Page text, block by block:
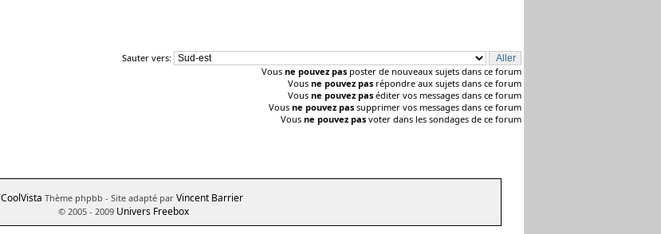
Sauter vers:
Vous ne pouvez pas poster de nouveaux sujets dans ce forum
Vous ne pouvez pas répondre aux sujets dans ce forum
Vous ne pouvez pas éditer vos messages dans ce forum
Vous ne pouvez pas supprimer vos messages dans ce forum
Vous ne pouvez pas voter dans les sondages de ce forum
CoolVista Thème phpbb - Site adapté par Vincent Barrier
© 2005 - 2009 Univers Freebox